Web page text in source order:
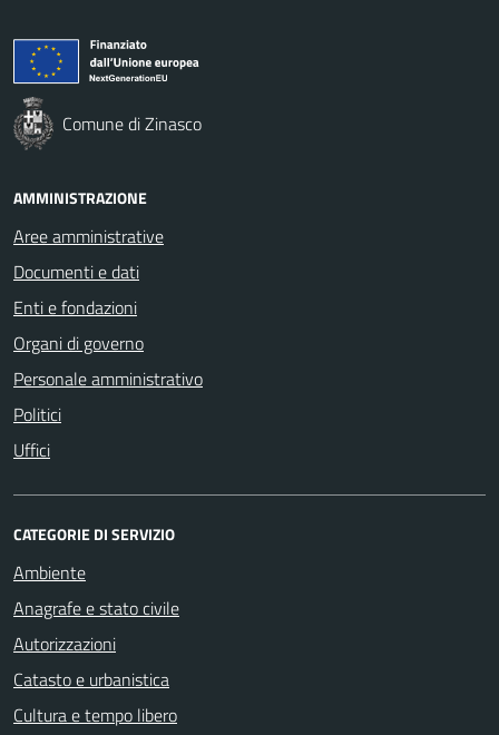
Comune di Zinasco
AMMINISTRAZIONE
Aree amministrative
Documenti e dati
Enti e fondazioni
Organi di governo
Personale amministrativo
Politici
Uffici
CATEGORIE DI SERVIZIO
Ambiente
Anagrafe e stato civile
Autorizzazioni
Catasto e urbanistica
Cultura e tempo libero